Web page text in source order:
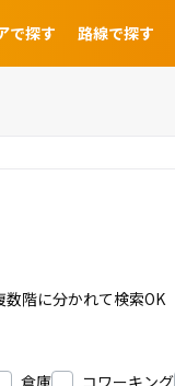
で探す 路線で探す
数階に分かれて検索OK
倉庫 コワーキング